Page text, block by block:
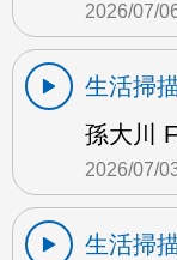
2026/07/
生活掃
孫大川
2026/07/
生活掃